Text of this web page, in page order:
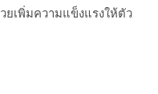
เพิ่มความแข็งแรงให้ตัว